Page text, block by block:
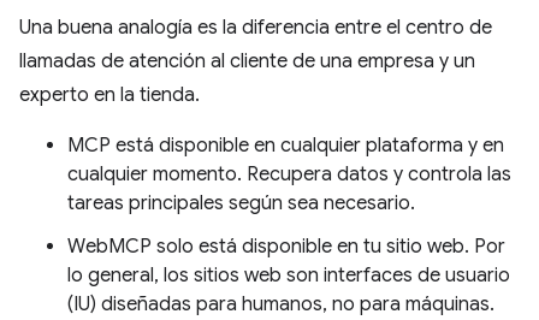
Una buena analogía es la diferencia entre el centro de
llamadas de atención al cliente de una empresa y un
experto en la tienda.
MCP está disponible en cualquier plataforma y en
cualquier momento. Recupera datos y controla las
tareas principales según sea necesario.
WebMCP solo está disponible en tu sitio web. Por
lo general, los sitios web son interfaces de usuario
(IU) diseñadas para humanos, no para máquinas.